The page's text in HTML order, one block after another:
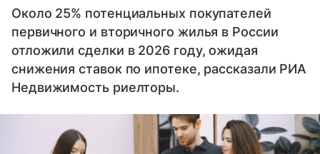
Около 25% потенциальных покупателей
первичного и вторичного жилья в России
отложили сделки в 2026 году, ожидая
снижения ставок по ипотеке, рассказали РИА
Недвижимость риелторы.